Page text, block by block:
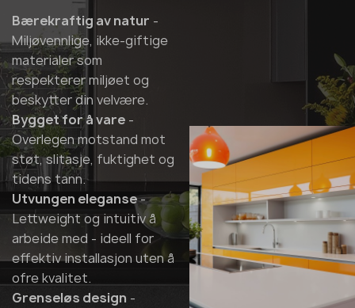
Bærekraftig av natur -
Miljøvennlige, ikke-giftige
materialer som
respekterer miljøet og
beskytter din velvære.
Bygget for å vare -
Overlegen motstand mot
støt, slitasje, fuktighet og
tidens tann.
Utvungen eleganse-
Lettweight og intuitiv å
arbeide med - ideell for
effektiv installasjon uten å
ofre kvalitet.
Grenseløs design -